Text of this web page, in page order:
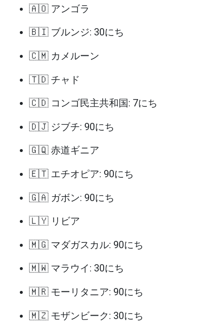
🇦🇴 アンゴラ
🇧🇮 ブルンジ: 30にち
🇨🇲 カメルーン
🇹🇩 チャド
🇨🇩 コンゴ民主共和国: 7にち
🇩🇯 ジブチ: 90にち
🇬🇶 赤道ギニア
🇪🇹 エチオピア: 90にち
🇬🇦 ガボン: 90にち
🇱🇾 リビア
🇲🇬 マダガスカル: 90にち
🇲🇼 マラウイ: 30にち
🇲🇷 モーリタニア: 90にち
🇲🇿 モザンビーク: 30にち